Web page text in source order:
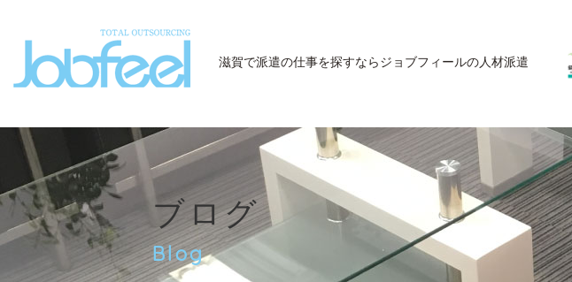
滋賀で派遣の仕事を探すならジョブフィールの人材派遣
ブログ
Blog